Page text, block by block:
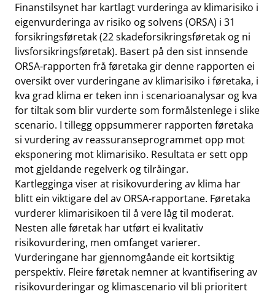
Finanstilsynet har kartlagt vurderinga av klimarisiko i
eigenvurderinga av risiko og solvens (ORSA) i 31
forsikringsføretak (22 skadeforsikringsføretak og ni
livsforsikringsføretak). Basert på den sist innsende
ORSA-rapporten frå føretaka gir denne rapporten ei
oversikt over vurderingane av klimarisiko i føretaka, i
kva grad klima er teken inn i scenarioanalysar og kva
for tiltak som blir vurderte som formålstenlege i slike
scenario. I tillegg oppsummerer rapporten føretaka
si vurdering av reassuranseprogrammet opp mot
eksponering mot klimarisiko. Resultata er sett opp
mot gjeldande regelverk og tilråingar.
Kartlegginga viser at risikovurdering av klima har
blitt ein viktigare del av ORSA-rapportane. Føretaka
vurderer klimarisikoen til å vere låg til moderat.
Nesten alle føretak har utført ei kvalitativ
risikovurdering, men omfanget varierer.
Vurderingane har gjennomgåande eit kortsiktig
perspektiv. Fleire føretak nemner at kvantifisering av
risikovurderingar og klimascenario vil bli prioritert